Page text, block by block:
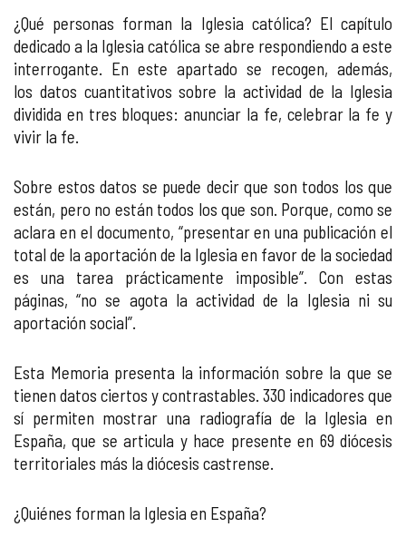
¿Qué personas forman la Iglesia católica? El capítulo
dedicado a la Iglesia católica se abre respondiendo a este
interrogante. En este apartado se recogen, además,
los datos cuantitativos sobre la actividad de la Iglesia
dividida en tres bloques: anunciar la fe, celebrar la fe y
vivir la fe.
Sobre estos datos se puede decir que son todos los que
están, pero no están todos los que son. Porque, como se
aclara en el documento, “presentar en una publicación el
total de la aportación de la Iglesia en favor de la sociedad
es una tarea prácticamente imposible”. Con estas
páginas, “no se agota la actividad de la Iglesia ni su
aportación social”.
Esta Memoria presenta la información sobre la que se
tienen datos ciertos y contrastables. 330 indicadores que
sí permiten mostrar una radiografía de la Iglesia en
España, que se articula y hace presente en 69 diócesis
territoriales más la diócesis castrense.
¿Quiénes forman la Iglesia en España?